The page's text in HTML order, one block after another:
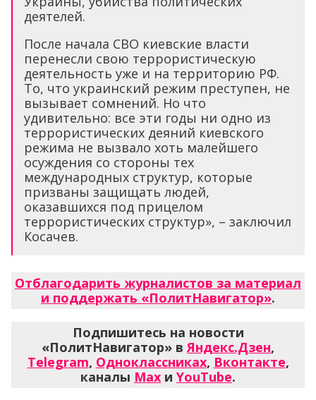
деятелей.
После начала СВО киевские власти
перенесли свою террористическую
деятельность уже и на территорию РФ.
То, что украинский режим преступен, не
вызывает сомнений. Но что
удивительно: все эти годы ни одно из
террористических деяний киевского
режима не вызвало хоть малейшего
осуждения со стороны тех
международных структур, которые
призваны защищать людей,
оказавшихся под прицелом
террористических структур», – заключил
Косачев.
Отблагодарить журналистов за материал
и поддержать «ПолитНавигатор».
Подпишитесь на новости
«ПолитНавигатор» вЯндекс.Дзен,
Telegram, Одноклассниках, Вконтакте,
каналы Max и YouTube.